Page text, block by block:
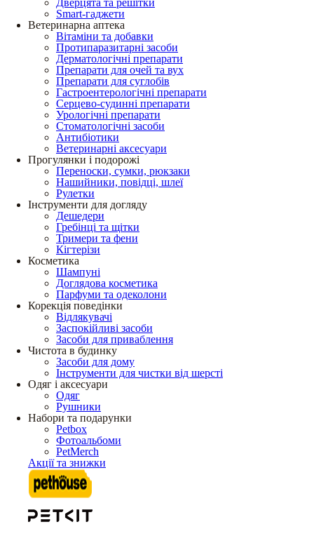
Дверцята та решітки
Smart-гаджети
Ветеринарна аптека
Вітаміни та добавки
Протипаразитарні засоби
Дерматологічні препарати
Препарати для очей та вух
Препарати для суглобів
Гастроентерологічні препарати
Серцево-судинні препарати
Урологічні препарати
Стоматологічні засоби
Антибіотики
Ветеринарні аксесуари
Прогулянки і подорожі
Переноски, сумки, рюкзаки
Нашийники, повідці, шлеї
Рулетки
Інструменти для догляду
Дешедери
Гребінці та щітки
Тримери та фени
Кігтерізи
Косметика
Шампуні
Доглядова косметика
Парфуми та одеколони
Корекція поведінки
Відлякувачі
Заспокійливі засоби
Засоби для приваблення
Чистота в будинку
Засоби для дому
Інструменти для чистки від шерсті
Одяг і аксесуари
Одяг
Рушники
Набори та подарунки
Petbox
Фотоальбоми
PetMerch
Акції та знижки